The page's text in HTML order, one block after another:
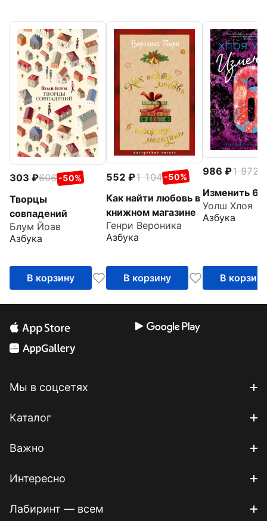
303 606 -50%
Творцы
совпадений
Блум Йоав
Азбука
В корзину
552 1 104 -50%
Как найти любовь в
книжном магазине
Генри Вероника
Азбука
В корзину
986 1 972
Изменить 6-
Уолш Хлоя
Азбука
В корзину
Мы в соцсетях
Каталог
Важно
Интересно
Лабиринт — всем